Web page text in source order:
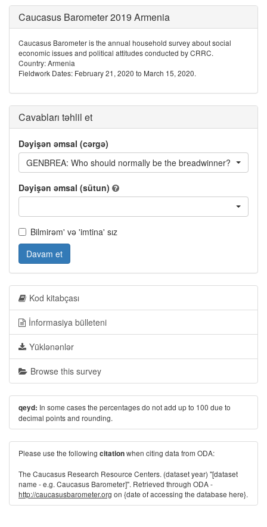
Caucasus Barometer 2019 Armenia
Caucasus Barometer is the annual household survey about social
economic issues and political attitudes conducted by CRRC.
Country: Armenia
Fieldwork Dates: February 21, 2020 to March 15, 2020.
Cavabları təhlil et
Dəyişən əmsal (cərgə)
GENBREA: Who should normally be the breadwinner?
Dəyişən əmsal (sütun)
Bilmirəm' və 'imtina' sız
Davam et
Kod kitabçası
İnformasiya bülleteni
Yüklənənlər
Browse this survey
qeyd: In some cases the percentages do not add up to 100 due to
decimal points and rounding.
Please use the following citationwhen citing data from ODA:
The Caucasus Research Resource Centers. (dataset year) "[dataset
name - e.g. Caucasus Barometer]". Retrieved through ODA -
http://caucasusbarometer.org on {date of accessing the database here}.